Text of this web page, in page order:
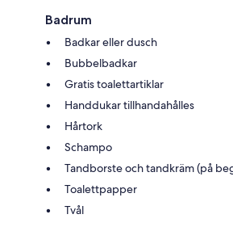
Badrum
Badkar eller dusch
Bubbelbadkar
Gratis toalettartiklar
Handdukar tillhandahålles
Hårtork
Schampo
Tandborste och tandkräm (på
Toalettpapper
Tvål